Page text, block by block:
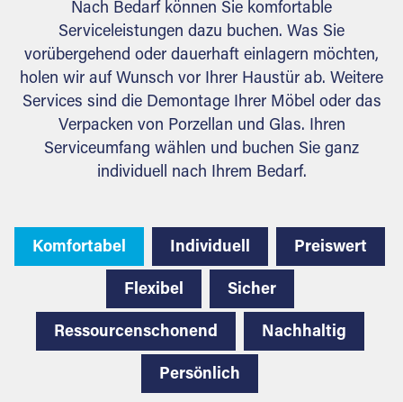
Nach Bedarf können Sie komfortable
Serviceleistungen dazu buchen. Was Sie
vorübergehend oder dauerhaft einlagern möchten,
holen wir auf Wunsch vor Ihrer Haustür ab. Weitere
Services sind die Demontage Ihrer Möbel oder das
Verpacken von Porzellan und Glas. Ihren
Serviceumfang wählen und buchen Sie ganz
individuell nach Ihrem Bedarf.
Komfortabel Individuell Preiswert
Flexibel Sicher
Ressourcenschonend Nachhaltig
Persönlich